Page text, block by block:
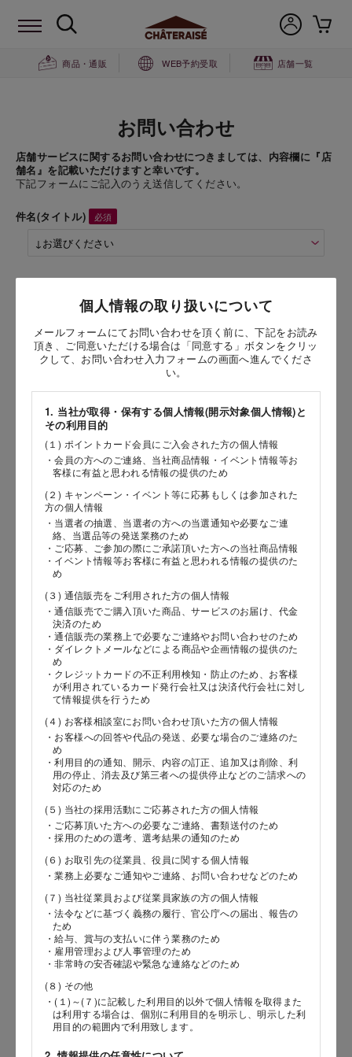
商品・通販 WEB予約受取 店舗一覧
お問い合わせ
店舗サービスに関するお問い合わせにつきましては、内容欄に『店
舗名』を記載いただけますと幸いです。
下記フォームにご記入のうえ送信してください。
個人情報の取り扱いについて
メールフォームにてお問い合わせを頂く前に、下記をお読み
頂き、ご同意いただける場合は「同意する」ボタンをクリッ
クして、お問い合わせ入力フォームの画面へ進んでくださ
い。
1. 当社が取得・保有する個人情報(開示対象個人情報)と
その利用目的
(１) ポイントカード会員にご入会された方の個人情報
・会員の方へのご連絡、当社商品情報・イベント情報等お
客様に有益と思われる情報の提供のため
(２) キャンペーン・イベント等に応募もしくは参加された
方の個人情報
・当選者の抽選、当選者の方への当選通知や必要なご連
絡、当選品等の発送業務のため
・ご応募、ご参加の際にご承諾頂いた方への当社商品情報
・イベント情報等お客様に有益と思われる情報の提供のた
め
(３) 通信販売をご利用された方の個人情報
・通信販売でご購入頂いた商品、サービスのお届け、代金
決済のため
・通信販売の業務上で必要なご連絡やお問い合わせのため
・ダイレクトメールなどによる商品や企画情報の提供のた
め
・クレジットカードの不正利用検知・防止のため、お客様
が利用されているカード発行会社又は決済代行会社に対し
て情報提供を行うため
(４) お客様相談室にお問い合わせ頂いた方の個人情報
・お客様への回答や代品の発送、必要な場合のご連絡のた
め
・利用目的の通知、開示、内容の訂正、追加又は削除、利
用の停止、消去及び第三者への提供停止などのご請求への
対応のため
(５) 当社の採用活動にご応募された方の個人情報
・ご応募頂いた方への必要なご連絡、書類送付のため
・採用のための選考、選考結果の通知のため
(６) お取引先の従業員、役員に関する個人情報
・業務上必要なご通知やご連絡、お問い合わせなどのため
(７) 当社従業員および従業員家族の方の個人情報
・法令などに基づく義務の履行、官公庁への届出、報告の
ため
・給与、賞与の支払いに伴う業務のため
・雇用管理および人事管理のため
・非常時の安否確認や緊急な連絡などのため
(８) その他
・(１)～(７)に記載した利用目的以外で個人情報を取得また
は利用する場合は、個別に利用目的を明示し、明示した利
用目的の範囲内で利用致します。
件名(タイトル)
ガトーアソート20個入
お問い合わせ時氏名
［名］
（全角で入力してください）
お問い合わせ時氏名（カナ）
［セイ］
［メイ］
（全角で入力してください）
電話番号
メールアドレス
郵便番号
都道府県
市区郡